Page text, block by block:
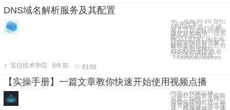
DNS域名解析服务及其配置
一、背景 到 20 世纪
70 年代末，
ARPAnet 是一个拥
有几百台主机的很小
很友好的网络。仅需
要一个名为
HOSTS.TXT 的文件
就能容纳所有需要了
解的主机信息：它包
含了所有连接到
ARPAnet 的主机名
字到地址的映射
（name-to-addres
宜信技术学院
6年前 8108
【实操手册】一篇文章教你快速开始使用视频点播
阿里云视频点播
（VoD）是集音视频
采集、编辑、上传、
自动化转码处理、媒
体资源管理、分发加
速、视频播放于一体